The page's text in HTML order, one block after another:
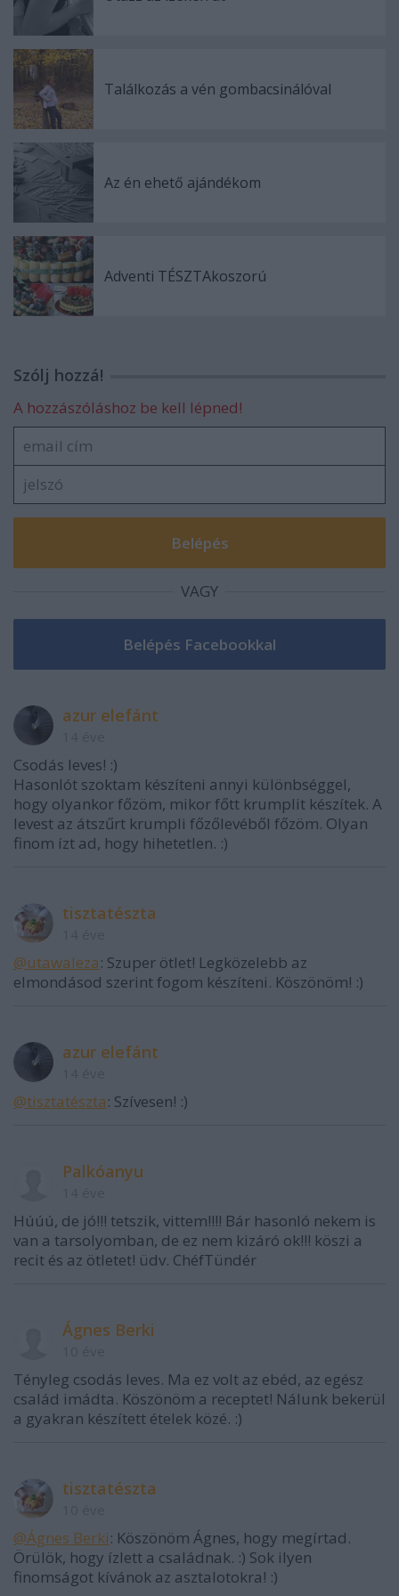
Találkozás a vén gombacsinálóval
Az én ehető ajándékom
Adventi TÉSZTAkoszorú
Szólj hozzá!
A hozzászóláshoz be kell lépned!
VAGY
azur elefánt
Csodás leves! :)
Hasonlót szoktam készíteni annyi különbséggel,
hogy olyankor főzöm, mikor főtt krumplit készítek. A
levest az átszűrt krumpli főzőlevéből főzöm. Olyan
finom ízt ad, hogy hihetetlen. :)
tisztatészta
@utawaleza: Szuper ötlet! Legközelebb az
elmondásod szerint fogom készíteni. Köszönöm! :)
azur elefánt
@tisztatészta: Szívesen! :)
Palkóanyu
Húúú, de jó!!! tetszik, vittem!!!! Bár hasonló nekem is
van a tarsolyomban, de ez nem kizáró ok!!! köszi a
recit és az ötletet! üdv. ChéfTündér
Ágnes Berki
Tényleg csodás leves. Ma ez volt az ebéd, az egész
család imádta. Köszönöm a receptet! Nálunk bekerül
a gyakran készített ételek közé. :)
tisztatészta
@Ágnes Berki: Köszönöm Ágnes, hogy megírtad.
Örülök, hogy ízlett a családnak. :) Sok ilyen
finomságot kívánok az asztalotokra! :)